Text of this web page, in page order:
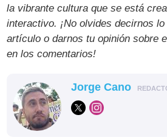
la vibrante cultura que se está
interactivo. ¡No olvides decirnos
artículo o darnos tu opinión sobre
en los comentarios!
Jorge Cano